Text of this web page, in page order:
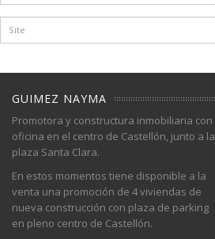
GUIMEZ NAYMA
Promotora y constructura inmobiliaria con
oficina en el centro de Castellón, junto a la
plaza Santa Clara.
En estos momentos tiene disponible a la
venta una promoción de 4 viviendas de
nueva construcción con plaza de parking
en pleno centro de Castellón.